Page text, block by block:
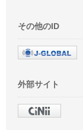
その他のID
外部サイト